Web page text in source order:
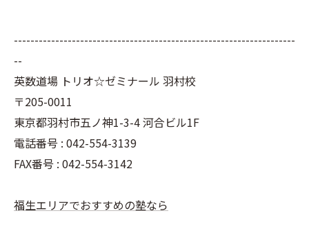
--------------------------------------------------------------------
--
英数道場 トリオ☆ゼミナール 羽村校
〒205-0011
東京都羽村市五ノ神1-3-4 河合ビル1F
電話番号 : 042-554-3139
FAX番号 : 042-554-3142
福生エリアでおすすめの塾なら